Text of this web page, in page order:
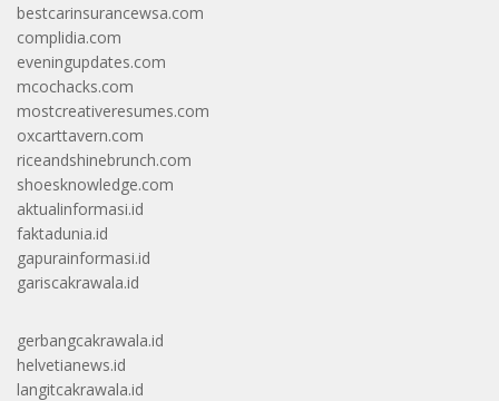
bestcarinsurancewsa.com
complidia.com
eveningupdates.com
mcochacks.com
mostcreativeresumes.com
oxcarttavern.com
riceandshinebrunch.com
shoesknowledge.com
aktualinformasi.id
faktadunia.id
gapurainformasi.id
gariscakrawala.id
gerbangcakrawala.id
helvetianews.id
langitcakrawala.id